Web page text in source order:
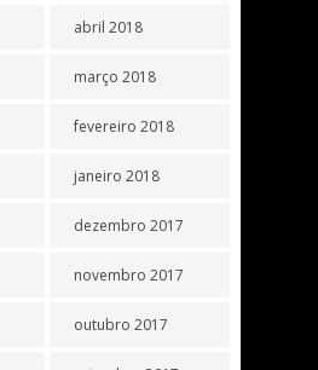
abril 2018
março 2018
fevereiro 2018
janeiro 2018
dezembro 2017
novembro 2017
outubro 2017